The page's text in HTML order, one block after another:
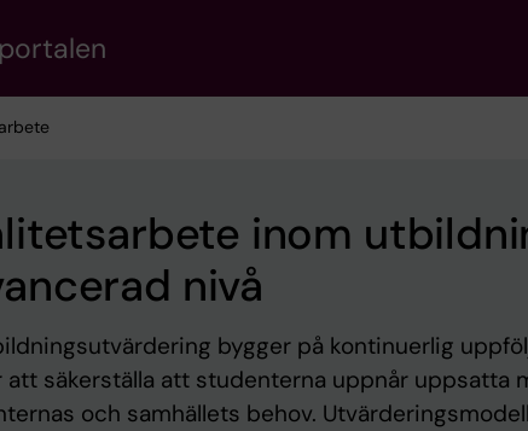
inom
nivå
bygger på kontinuerlig
säkerställa att studenterna uppnår uppsatta
och samhällets behov.